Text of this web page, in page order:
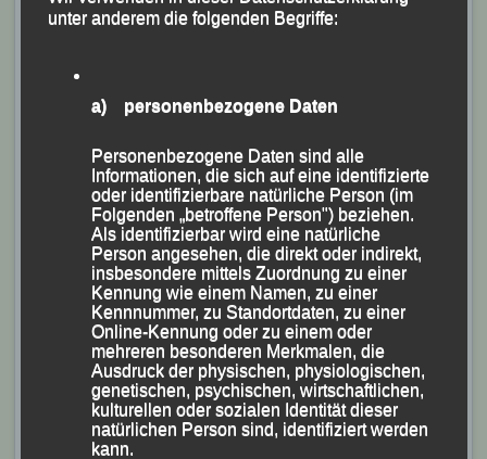
unter anderem die folgenden Begriffe:
a) personenbezogene Daten
Personenbezogene Daten sind alle
Informationen, die sich auf eine identifizierte
oder identifizierbare natürliche Person (im
Folgenden „betroffene Person") beziehen.
Als identifizierbar wird eine natürliche
Person angesehen, die direkt oder indirekt,
insbesondere mittels Zuordnung zu einer
Kennung wie einem Namen, zu einer
Kennnummer, zu Standortdaten, zu einer
Online-Kennung oder zu einem oder
mehreren besonderen Merkmalen, die
Ausdruck der physischen, physiologischen,
genetischen, psychischen, wirtschaftlichen,
kulturellen oder sozialen Identität dieser
natürlichen Person sind, identifiziert werden
kann.